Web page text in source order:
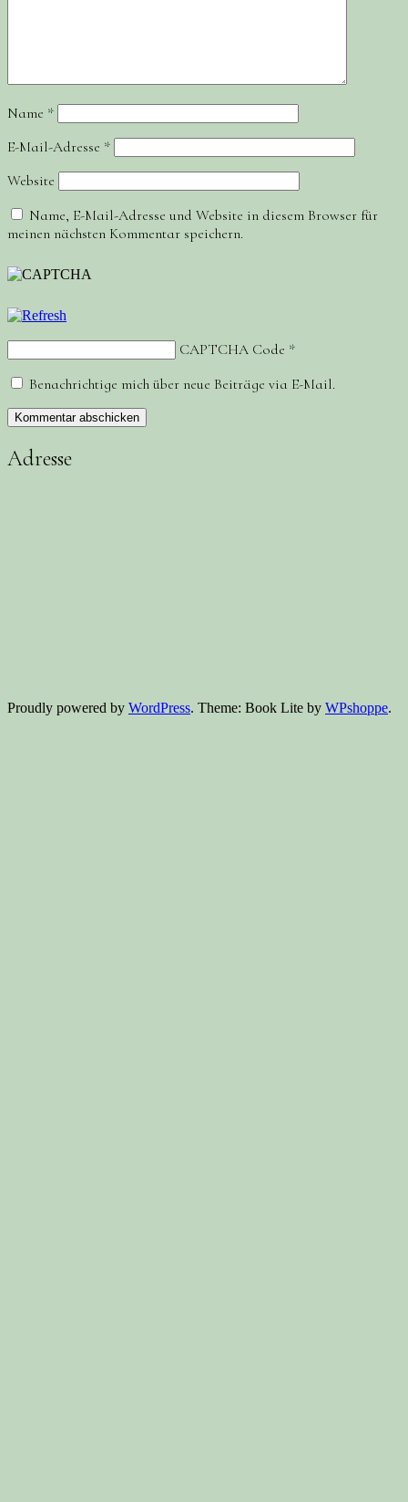
Name *
E-Mail-Adresse *
Website
Name, E-Mail-Adresse und Website in diesem Browser für
meinen nächsten Kommentar speichern.
CAPTCHA Code *
Benachrichtige mich über neue Beiträge via E-Mail.
Adresse
Proudly powered by WordPress. Theme: Book Lite by WPshoppe.